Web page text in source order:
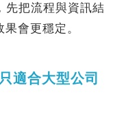
先把流程與資訊結
會更穩定。
適合大型公司